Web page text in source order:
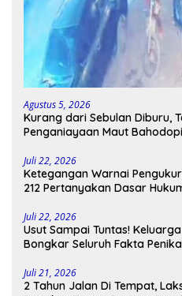
Agustus 5, 2026
Kurang dari Sebulan Diburu,
Penganiayaan Maut
Juli 22, 2026
Ketegangan Warnai
212 Pertanyakan Dasar
Juli 22, 2026
Usut Sampai Tuntas!
Bongkar Seluruh Fakta
Juli 21, 2026
2 Tahun Jalan Di Tempat,